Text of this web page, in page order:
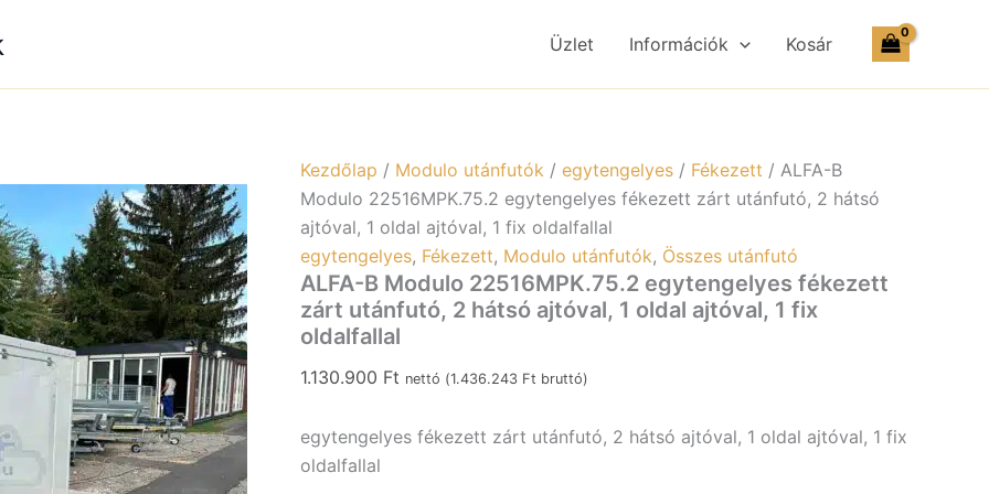
Üzlet Információk Kosár
Kezdőlap / Modulo utánfutók / egytengelyes / Fékezett / ALFA-B
Modulo 22516MPK.75.2 egytengelyes fékezett zárt utánfutó, 2 hátsó
ajtóval, 1 oldal ajtóval, 1 fix oldalfallal
egytengelyes, Fékezett, Modulo utánfutók, Összes utánfutó
ALFA-B Modulo 22516MPK.75.2 egytengelyes fékezett
zárt utánfutó, 2 hátsó ajtóval, 1 oldal ajtóval, 1 fix
oldalfallal
1.130.900 Ft nettó (1.436.243 Ft bruttó)
egytengelyes fékezett zárt utánfutó, 2 hátsó ajtóval, 1 oldal ajtóval, 1 fix
oldalfallal
fékezett
utánfutó,
ajtóval,
1
oldal
ajtóval,
1
fix
oldalfallal
mennyiség